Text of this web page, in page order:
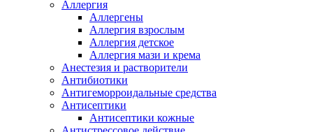
Аллергия
Аллергены
Аллергия взрослым
Аллергия детское
Аллергия мази и крема
Анестезия и растворители
Антибиотики
Антигеморроидальные средства
Антисептики
Антисептики кожные